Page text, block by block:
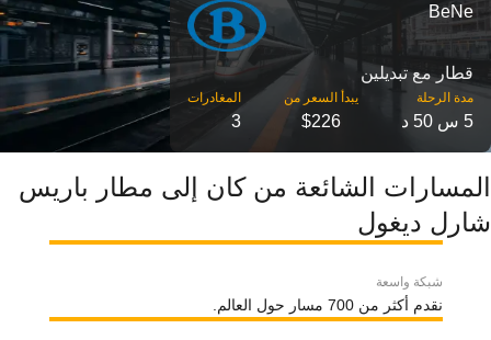
BeNe
قطار مع تبديلين
مدة الرحلة
5 س 50 د $226
3
المسارات الشائعة من كان إلى مطار باريس
شارل ديغول
شبكة واسعة
نقدم أكثر من 700 مسار حول العالم.